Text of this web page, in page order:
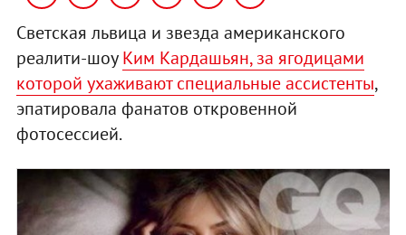
Светская львица и звезда американского
реалити-шоуКим Кардашьян, за ягодицами
которой ухаживают специальные ассистенты,
эпатировала фанатов откровенной
фотосессией.